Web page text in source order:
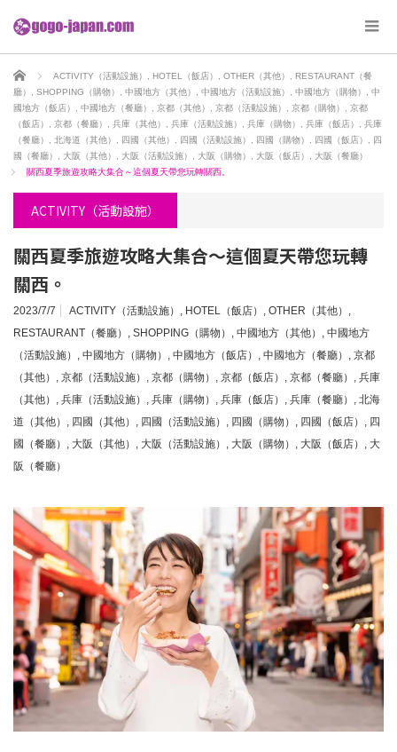
ホーム ACTIVITY（活動設施） HOTEL（飯店） OTHER（其他）
RESTAURANT（餐
廳）
SHOPPING（購物） 中國地方（其他） 中國地方（活動設施） 中國地方（購物）
中
國地方（飯店）
中國地方（餐廳） 京都（其他） 京都（活動設施） 京都（購物）
京都
（飯店）
京都（餐廳） 兵庫（其他） 兵庫（活動設施） 兵庫（購物） 兵庫（飯店）
兵庫
（餐廳）
北海道（其他） 四國（其他） 四國（活動設施） 四國（購物） 四國（飯店）
四
國（餐廳）
大阪（其他） 大阪（活動設施） 大阪（購物） 大阪（飯店）
大阪（餐廳）
關西夏季旅遊攻略大集合～這個夏天帶您玩轉關西。
ACTIVITY（活動設施）
關西夏季旅遊攻略大集合～這個夏天帶您玩轉
關西。
2023/7/7 ACTIVITY（活動設施） , HOTEL（飯店） , OTHER（其他） ,
RESTAURANT（餐廳） , SHOPPING（購物） , 中國地方（其他） , 中國地方
（活動設施） , 中國地方（購物） , 中國地方（飯店） , 中國地方（餐廳） , 京都
（其他） , 京都（活動設施） , 京都（購物） , 京都（飯店） , 京都（餐廳） , 兵庫
（其他） , 兵庫（活動設施） , 兵庫（購物） , 兵庫（飯店） , 兵庫（餐廳） , 北海
道（其他） , 四國（其他） , 四國（活動設施） , 四國（購物） , 四國（飯店） , 四
國（餐廳） , 大阪（其他） , 大阪（活動設施） , 大阪（購物） , 大阪（飯店） , 大
阪（餐廳）